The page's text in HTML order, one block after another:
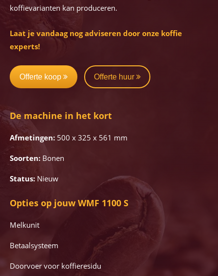
koffievarianten kan produceren.
Laat je vandaag nog adviseren door onze koffie
experts!
Offerte koop Offerte huur
De machine in het kort
Afmetingen: 500 x 325 x 561 mm
Soorten: Bonen
Status: Nieuw
Opties op jouw WMF 1100 S
Melkunit
Betaalsysteem
Doorvoer voor koffieresidu